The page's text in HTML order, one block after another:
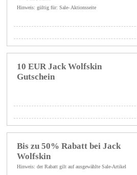
Hinweis: gültig für: Sale- Aktionsseite
10 EUR Jack Wolfskin
Gutschein
Bis zu 50% Rabatt bei Jack
Wolfskin
Hinweis: der Rabatt gilt auf ausgewählte Sale-Artikel